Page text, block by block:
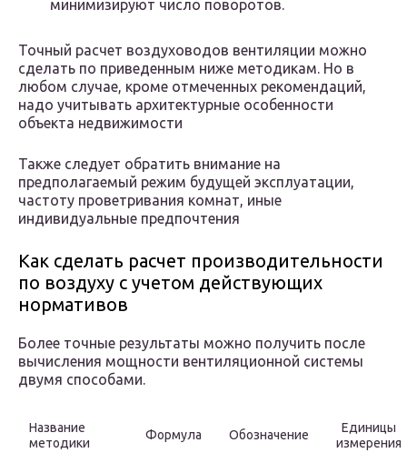
минимизируют число поворотов.
Точный расчет воздуховодов вентиляции можно
сделать по приведенным ниже методикам. Но в
любом случае, кроме отмеченных рекомендаций,
надо учитывать архитектурные особенности
объекта недвижимости
Также следует обратить внимание на
предполагаемый режим будущей эксплуатации,
частоту проветривания комнат, иные
индивидуальные предпочтения
Как сделать расчет производительности
по воздуху с учетом действующих
нормативов
Более точные результаты можно получить после
вычисления мощности вентиляционной системы
двумя способами.
Название
методики
Формула Обозначение
Единицы
измерения